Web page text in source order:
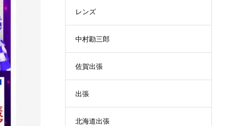
レンズ
中村勘三郎
佐賀出張
出張
北海道出張